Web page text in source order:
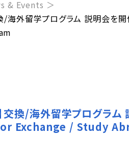
& Events
換/海外留学プログラム 説明
】交換/海外留学プログ
Exchange / Study